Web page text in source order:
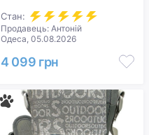
Стан:
Продавець: Антоній
Одеса, 05.08.2026
4 099 грн